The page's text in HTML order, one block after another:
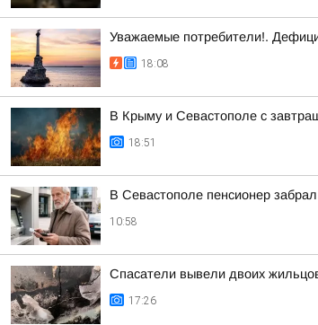
Уважаемые потребители!.
18:08
В Крыму и Севастополе с
18:51
В Севастополе пенсионер
10:58
Спасатели вывели двоих
17:26